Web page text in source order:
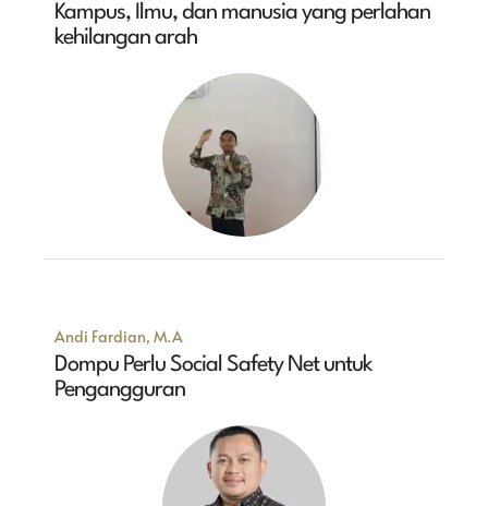
Kampus, Ilmu, dan manusia yang perlahan
kehilangan arah
Andi Fardian, M.A
Dompu Perlu Social Safety Net untuk
Pengangguran